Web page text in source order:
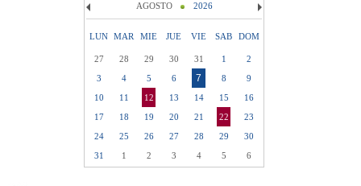
AGOSTO 2026
LUN MAR MIE JUE VIE SAB DOM
27 28 29 30 31 1
2
3
4 5 6 7 8
9
10
11 12 13 14 15
16
17
18 19 20 21 22
23
24
25 26 27 28 29
30
31
1 2 3 4 5 6